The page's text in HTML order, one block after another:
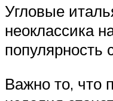
Угловые
неоклассика
Важно то, что